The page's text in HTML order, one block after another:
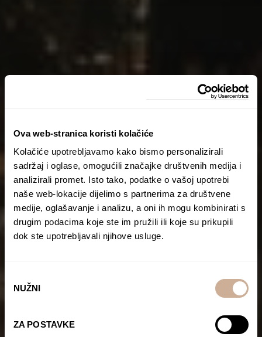
Ova web-stranica koristi kolačiće
Kolačiće upotrebljavamo kako bismo personalizirali
sadržaj i oglase, omogućili značajke društvenih medija i
analizirali promet. Isto tako, podatke o vašoj upotrebi
naše web-lokacije dijelimo s partnerima za društvene
medije, oglašavanje i analizu, a oni ih mogu kombinirati s
drugim podacima koje ste im pružili ili koje su prikupili
dok ste upotrebljavali njihove usluge.
pristanka
NUŽNI
ZA POSTAVKE